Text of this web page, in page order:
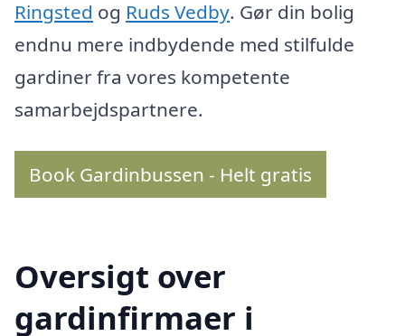
Ringsted og Ruds Vedby. Gør din bolig
endnu mere indbydende med stilfulde
gardiner fra vores kompetente
samarbejdspartnere.
Book Gardinbussen - Helt gratis
Oversigt over
gardinfirmaer i